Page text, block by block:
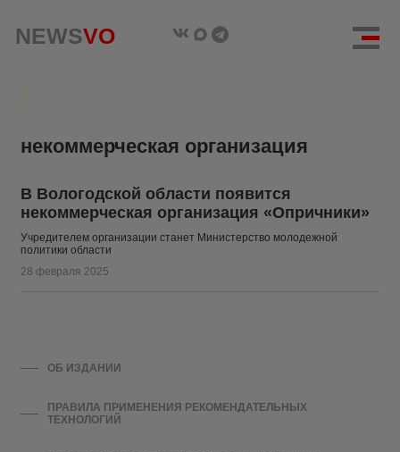
NEWSVO
NEWSVO
некоммерческая организация
В Вологодской области появится
некоммерческая организация «Опричники»
Учредителем организации станет Министерство молодежной
политики области
28 февраля 2025
ОБ ИЗДАНИИ
ПРАВИЛА ПРИМЕНЕНИЯ РЕКОМЕНДАТЕЛЬНЫХ
ТЕХНОЛОГИЙ